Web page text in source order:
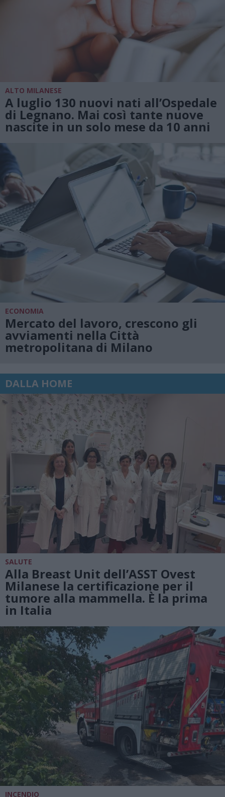
ALTO MILANESE
A luglio 130 nuovi nati all’Ospedale
di Legnano. Mai così tante nuove
nascite in un solo mese da 10 anni
ECONOMIA
Mercato del lavoro, crescono gli
avviamenti nella Città
metropolitana di Milano
DALLA HOME
SALUTE
Alla Breast Unit dell’ASST Ovest
Milanese la certificazione per il
tumore alla mammella. È la prima
in Italia
INCENDIO